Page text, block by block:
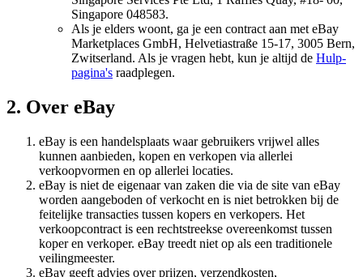
Singapore 048583.
Als je elders woont, ga je een contract aan met eBay
Marketplaces GmbH, Helvetiastraße 15-17, 3005 Bern,
Zwitserland. Als je vragen hebt, kun je altijd de Hulp-
pagina's raadplegen.
2. Over eBay
eBay is een handelsplaats waar gebruikers vrijwel alles
kunnen aanbieden, kopen en verkopen via allerlei
verkoopvormen en op allerlei locaties.
eBay is niet de eigenaar van zaken die via de site van eBay
worden aangeboden of verkocht en is niet betrokken bij de
feitelijke transacties tussen kopers en verkopers. Het
verkoopcontract is een rechtstreekse overeenkomst tussen
koper en verkoper. eBay treedt niet op als een traditionele
veilingmeester.
eBay geeft advies over prijzen, verzendkosten,